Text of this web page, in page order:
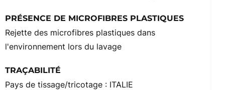
PRÉSENCE DE MICROFIBRES PLASTIQUES
Rejette des microfibres plastiques dans
l'environnement lors du lavage
TRAÇABILITÉ
Pays de tissage/tricotage : ITALIE